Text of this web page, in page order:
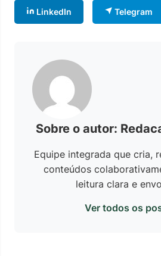
LinkedIn Telegram
Sobre o autor:
Equipe integrada que cria,
conteúdos
leitura clara e
Ver todos os